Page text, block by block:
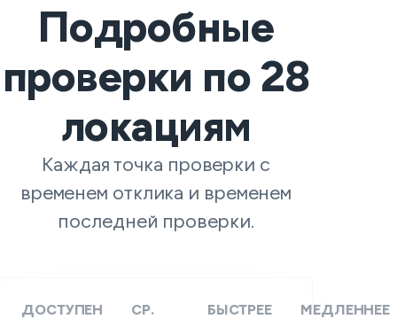
Подробные
проверки по28
локациям
Каждая точка проверки с
временем отклика и временем
последней проверки.
ДОСТУПЕН
СР.
БЫСТРЕЕ МЕДЛЕННЕЕ